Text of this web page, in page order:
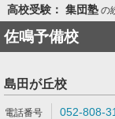
高校受験： 集団塾の
佐鳴予備校
島田が丘校
052-808-